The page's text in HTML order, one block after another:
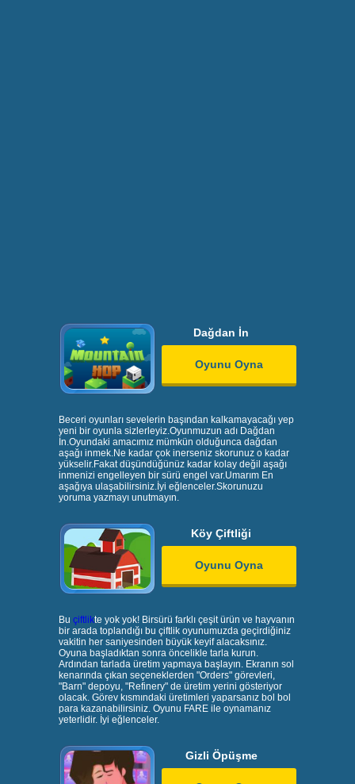
Dağdan İn
Oyunu Oyna
Beceri oyunları sevelerin başından kalkamayacağı yep
yeni bir oyunla sizlerleyiz.Oyunmuzun adı Dağdan
İn.Oyundaki amacımız mümkün olduğunca dağdan
aşağı inmek.Ne kadar çok inerseniz skorunuz o kadar
yükselir.Fakat düşündüğünüz kadar kolay değil aşağı
inmenizi engelleyen bir sürü engel var.Umarım En
aşağıya ulaşabilirsiniz.İyi eğlenceler.Skorunuzu
yoruma yazmayı unutmayın.
Köy Çiftliği
Oyunu Oyna
Bu çiftlikte yok yok! Birsürü farklı çeşit ürün ve hayvanın
bir arada toplandığı bu çiftlik oyunumuzda geçirdiğiniz
vakitin her saniyesinden büyük keyif alacaksınız.
Oyuna başladıktan sonra öncelikle tarla kurun.
Ardından tarlada üretim yapmaya başlayın. Ekranın sol
kenarında çıkan seçeneklerden "Orders" görevleri,
"Barn" depoyu, "Refinery" de üretim yerini gösteriyor
olacak. Görev kısmındaki üretimleri yaparsanız bol bol
para kazanabilirsiniz. Oyunu FARE ile oynamanız
yeterlidir. İyi eğlenceler.
Gizli Öpüşme